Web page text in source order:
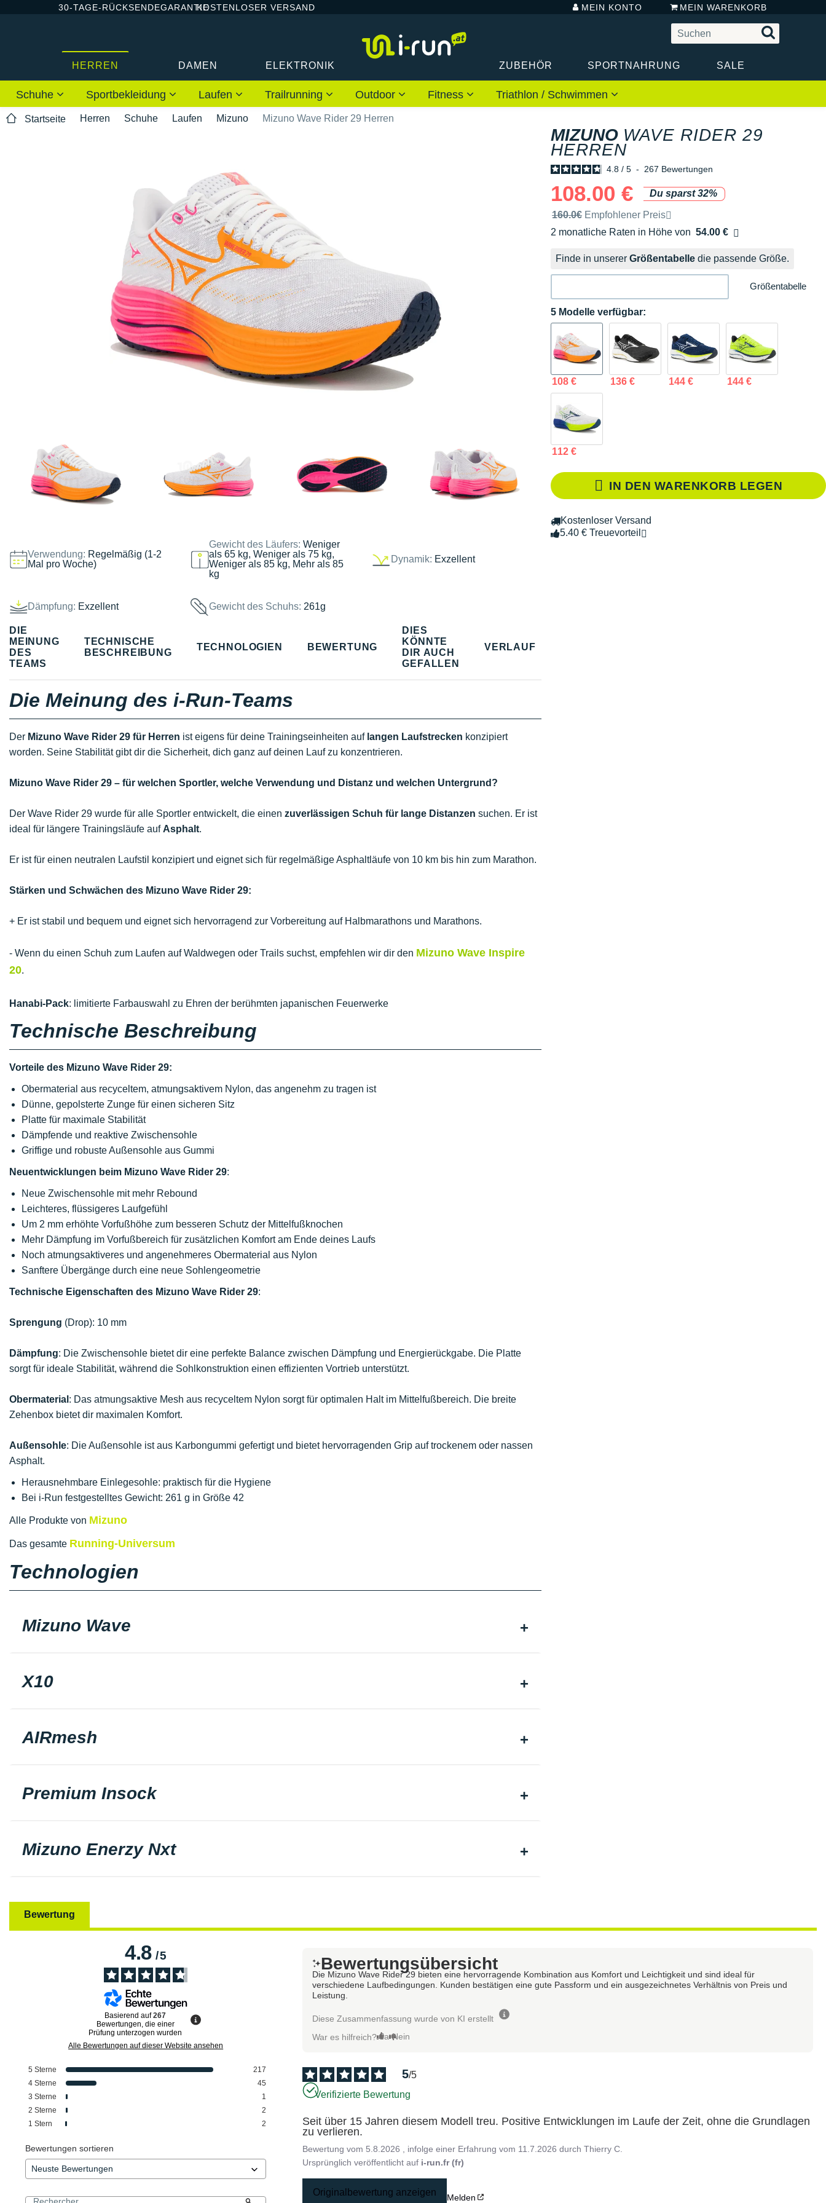
30-TAGE-RÜCKSENDEGARANTIEKOSTENLOSER VERSAND MEIN KONTO MEIN WARENKORB
HERREN DAMEN ELEKTRONIK ZUBEHÖR SPORTNAHRUNG SALE
Schuhe Sportbekleidung Laufen Trailrunning Outdoor Fitness Triathlon / Schwimmen
Startseite Herren Schuhe Laufen Mizuno Mizuno Wave Rider 29 Herren
Verwendung: Regelmäßig (1-2
Mal pro Woche)
Gewicht des Läufers:Weniger
als 65 kg, Weniger als 75 kg,
Weniger als 85 kg, Mehr als 85
kg
Dynamik: Exzellent
Dämpfung: Exzellent Gewicht des Schuhs: 261g
MIZUNO WAVE RIDER 29
HERREN
4.8 / 5 - 267 Bewertungen
108.00 €
Du sparst 32%
Unverbindliche Preisempfehlung der Marke
160.0€ Empfohlener Preis
2 monatliche Raten in Höhe von 54.00 €
Ohne Zusatzkosten
Finde in unserer Größentabelle die passende Größe.
Größentabelle
5 Modelle verfügbar:
108 € 136 € 144 € 144 €
112 €
IN DEN WARENKORB LEGEN
Kostenloser Versand
5.40 € Treuevorteil
DIE
MEINUNG
DES
TEAMS
TECHNISCHE
BESCHREIBUNG
TECHNOLOGIEN BEWERTUNG
DIES
KÖNNTE
DIR AUCH
GEFALLEN
VERLAUF
Die Meinung des i-Run-Teams
Der Mizuno Wave Rider 29 für Herren ist eigens für deine Trainingseinheiten auf langen Laufstrecken konzipiert
worden. Seine Stabilität gibt dir die Sicherheit, dich ganz auf deinen Lauf zu konzentrieren.
Mizuno Wave Rider 29 – für welchen Sportler, welche Verwendung und Distanz und welchen Untergrund?
Der Wave Rider 29 wurde für alle Sportler entwickelt, die einen zuverlässigen Schuh für lange Distanzen suchen. Er ist
ideal für längere Trainingsläufe auf Asphalt.
Er ist für einen neutralen Laufstil konzipiert und eignet sich für regelmäßige Asphaltläufe von 10 km bis hin zum Marathon.
Stärken und Schwächen des Mizuno Wave Rider 29:
+ Er ist stabil und bequem und eignet sich hervorragend zur Vorbereitung auf Halbmarathons und Marathons.
- Wenn du einen Schuh zum Laufen auf Waldwegen oder Trails suchst, empfehlen wir dir den Mizuno Wave Inspire
20.
Hanabi-Pack: limitierte Farbauswahl zu Ehren der berühmten japanischen Feuerwerke
Technische Beschreibung
Vorteile des Mizuno Wave Rider 29:
Obermaterial aus recyceltem, atmungsaktivem Nylon, das angenehm zu tragen ist
Dünne, gepolsterte Zunge für einen sicheren Sitz
Platte für maximale Stabilität
Dämpfende und reaktive Zwischensohle
Griffige und robuste Außensohle aus Gummi
Neuentwicklungen beim Mizuno Wave Rider 29:
Neue Zwischensohle mit mehr Rebound
Leichteres, flüssigeres Laufgefühl
Um 2 mm erhöhte Vorfußhöhe zum besseren Schutz der Mittelfußknochen
Mehr Dämpfung im Vorfußbereich für zusätzlichen Komfort am Ende deines Laufs
Noch atmungsaktiveres und angenehmeres Obermaterial aus Nylon
Sanftere Übergänge durch eine neue Sohlengeometrie
Technische Eigenschaften des Mizuno Wave Rider 29:
Sprengung (Drop): 10 mm
Dämpfung: Die Zwischensohle bietet dir eine perfekte Balance zwischen Dämpfung und Energierückgabe. Die Platte
sorgt für ideale Stabilität, während die Sohlkonstruktion einen effizienten Vortrieb unterstützt.
Obermaterial : Das atmungsaktive Mesh aus recyceltem Nylon sorgt für optimalen Halt im Mittelfußbereich. Die breite
Zehenbox bietet dir maximalen Komfort.
Außensohle: Die Außensohle ist aus Karbongummi gefertigt und bietet hervorragenden Grip auf trockenem oder nassen
Asphalt.
Herausnehmbare Einlegesohle: praktisch für die Hygiene
Bei i-Run festgestelltes Gewicht: 261 g in Größe 42
Alle Produkte von Mizuno
Das gesamte Running-Universum
Technologien
Mizuno Wave
X10
AIRmesh
Premium Insock
Mizuno Enerzy Nxt
Bewertung
4.8/5
Basierend auf267
Bewertungen, die einer
Prüfung unterzogen wurden
Alle Bewertungen auf dieser Website ansehen
5 Sterne
217
4 Sterne
45
3 Sterne
1
2 Sterne
2
1 Stern 2
Bewertungen sortieren
Bewertungsübersicht
Die Mizuno Wave Rider 29 bieten eine hervorragende Kombination aus Komfort und Leichtigkeit und sind ideal für
verschiedene Laufbedingungen. Kunden bestätigen eine gute Passform und ein ausgezeichnetes Verhältnis von Preis und
Leistung.
Diese Zusammenfassung wurde von KI erstellt
War es hilfreich? Ja Nein
5/5
Verifizierte Bewertung
Seit über 15 Jahren diesem Modell treu. Positive Entwicklungen im Laufe der Zeit, ohne die Grundlagen
zu verlieren.
Bewertung vom 5.8.2026 , infolge einer Erfahrung vom 11.7.2026 durchThierry C.
Ursprünglich veröffentlicht auf i-run.fr (fr)
Originalbewertung anzeigen Melden